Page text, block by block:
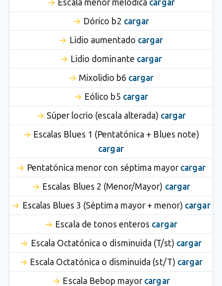
Escala menor melódica cargar
Dórico b2 cargar
Lidio aumentado cargar
Lidio dominante cargar
Mixolidio b6 cargar
Eólico b5 cargar
Súper locrio (escala alterada) cargar
Escalas Blues 1 (Pentatónica + Blues note)
cargar
Pentatónica menor con séptima mayor cargar
Escalas Blues 2 (Menor/Mayor) cargar
Escalas Blues 3 (Séptima mayor + menor) cargar
Escala de tonos enteros cargar
Escala Octatónica o disminuida (T/st) cargar
Escala Octatónica o disminuida (st/T) cargar
Escala Bebop mayor cargar